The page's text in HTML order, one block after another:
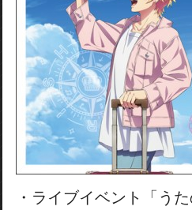
・ライブイベント「う